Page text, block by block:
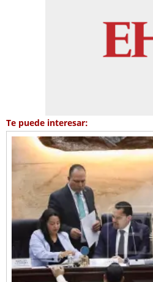
Te puede interesar: